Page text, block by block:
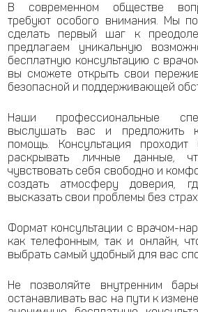
В современном обществе
требуют особого внимания. Мы
сделать первый шаг к
предлагаем уникальную
бесплатную консультацию с
вы сможете открыть свои
безопасной и поддерживающей
Наши профессиональные
выслушать вас и предложить
помощь. Консультация проходит
раскрывать личные данные,
чувствовать себя свободно и
создать атмосферу доверия,
высказать свои проблемы без
Формат консультации с врачом-
как телефонным, так и онлайн,
выбрать самый удобный для вас
Не позволяйте внутренним
останавливать вас на пути к